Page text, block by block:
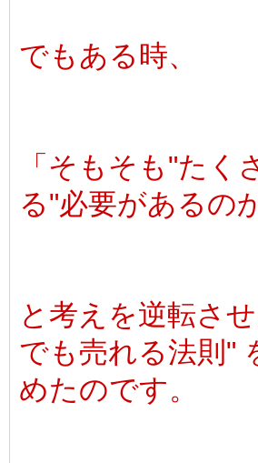
でもある時、
「そもそも"たく
る"必要があるの
と考えを逆転さ
でも売れる法則"
めたのです。